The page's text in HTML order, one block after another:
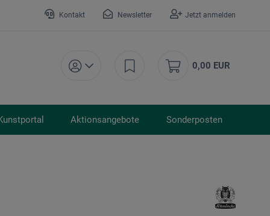
Kontakt Newsletter Jetzt anmelden
0,00 EUR
Aktionsangebote Sonderposten